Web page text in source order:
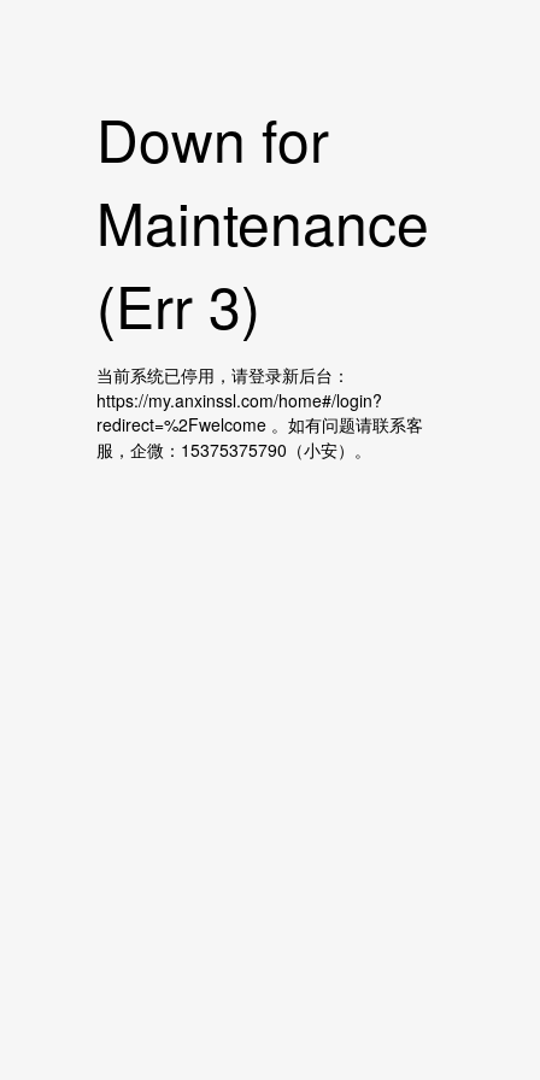
Down for
Maintenance
(Err 3)
当前系统已停用，请登录新后台：
https://my.anxinssl.com/home#/login?
redirect=%2Fwelcome 。如有问题请联系客
服，企微：15375375790（小安）。